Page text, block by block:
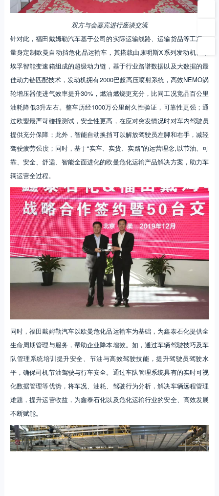
双方与会嘉宾进行座谈交流
针对此，福田戴姆勒汽车基于公司的实际运输线路、运输货品等工况，
量身定制欧曼自动挡危化品运输车，其搭载由康明斯X系列发动机、采
埃孚智能变速箱组成的超级动力链，基于行业路谱数据以及大数据的最
佳动力链匹配技术，发动机拥有2000巴超高压喷射系统，高效NEMO涡
轮增压器使进气效率提升30%，燃油燃烧更充分，比同工况竞品百公里
油耗降低3升左右。整车历经1000万公里耐久性验证，可靠性更强；通
过欧盟最严苛碰撞测试，安全性更高，在应对突发情况时对车内驾驶员
提供充分保障；此外，智能自动换挡可以解放驾驶员左脚和右手，减轻
驾驶疲劳强度；同时，基于“实车、实货、实路”的运营理念,以节油、可
靠、安全、舒适、智能全面进化的欧曼危化运输产品解决方案，助力车
辆运营全过程。
同时，福田戴姆勒汽车以欧曼危化品运输车为基础，为鑫泰石化提供全
生命周期管理与服务，帮助企业降本增效。如，通过车辆驾驶技巧及车
队管理系统培训提升安全、节油与高效驾驶技能，提升驾驶员驾驶水
平，确保司机节油驾驶与行车安全。通过车队管理系统具有的实时可视
化数据管理等优势，将车况、油耗、驾驶行为分析，解决车辆远程管理
难题，提升运营收益，为鑫泰石化以及危化运输行业的安全、高效发展
不断赋能。